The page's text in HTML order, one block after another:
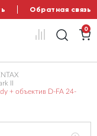
Обратная связь
0
II
+ объектив D-FA 24-